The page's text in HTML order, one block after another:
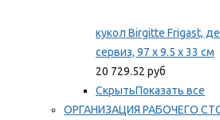
кукол Birgitte Frigast,
сервиз, 97 x 9.5 x 33 см
20 729.52 руб
СкрытьПоказать все
ОРГАНИЗАЦИЯ РАБОЧЕГО